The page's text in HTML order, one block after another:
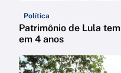
Política
Patrimônio de Lula
em 4 anos